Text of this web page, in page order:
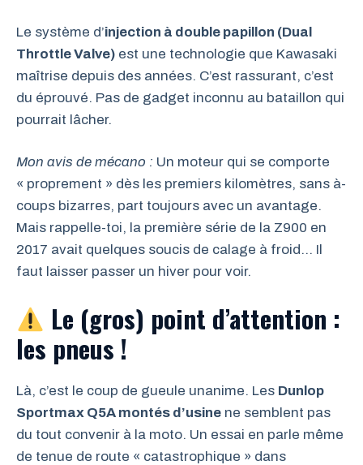
Le système d’injection à double papillon (Dual
Throttle Valve) est une technologie que Kawasaki
maîtrise depuis des années. C’est rassurant, c’est
du éprouvé. Pas de gadget inconnu au bataillon qui
pourrait lâcher.
Mon avis de mécano : Un moteur qui se comporte
« proprement » dès les premiers kilomètres, sans à-
coups bizarres, part toujours avec un avantage.
Mais rappelle-toi, la première série de la Z900 en
2017 avait quelques soucis de calage à froid… Il
faut laisser passer un hiver pour voir.
Le (gros) point d’attention :
les pneus !
Là, c’est le coup de gueule unanime. Les Dunlop
Sportmax Q5A montés d’usine ne semblent pas
du tout convenir à la moto. Un essai en parle même
de tenue de route « catastrophique » dans